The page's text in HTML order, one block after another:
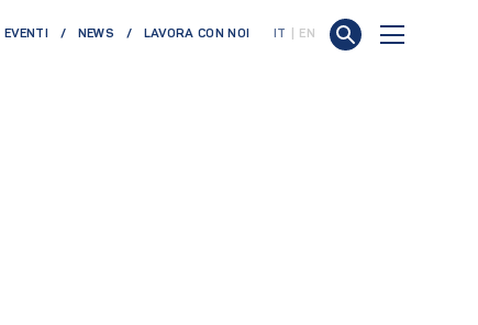
EVENTI NEWS LAVORA CON NOI IT EN